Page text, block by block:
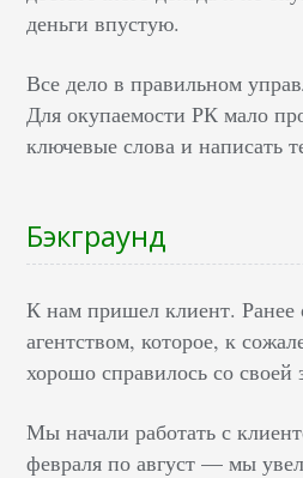
деньги впустую.
Все дело в правильном
Для окупаемости РК мало
ключевые слова и написать
Бэкграунд
К нам пришел клиент. Ранее
агентством, которое, к
хорошо справилось со своей
Мы начали работать с
февраля по август — мы